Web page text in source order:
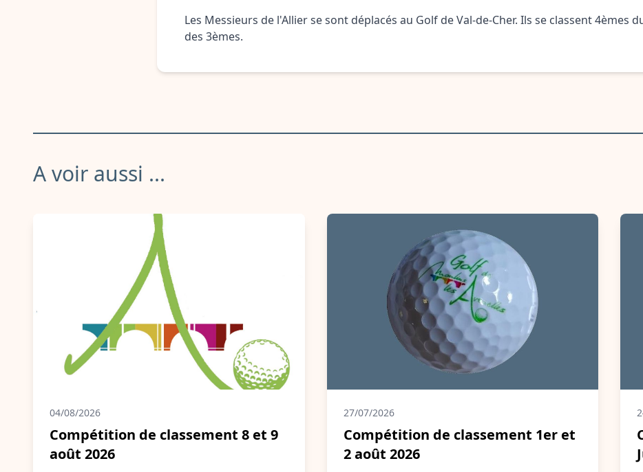
Les Messieurs de l'Allier se sont déplacés au Golf de Val-de-Cher. Ils se classent 4èmes
des 3èmes.
A voir aussi ...
04/08/2026
Compétition de classement 8 et 9
août 2026
27/07/2026
Compétition de classement 1er et
2 août 2026